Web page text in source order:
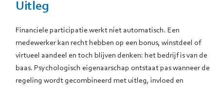
Uitleg
Financiele participatie werkt niet automatisch. Een
medewerker kan recht hebben op een bonus, winstdeel of
virtueel aandeel en toch blijven denken: het bedrijf is van de
baas. Psychologisch eigenaarschap ontstaat pas wanneer de
regeling wordt gecombineerd met uitleg, invloed en